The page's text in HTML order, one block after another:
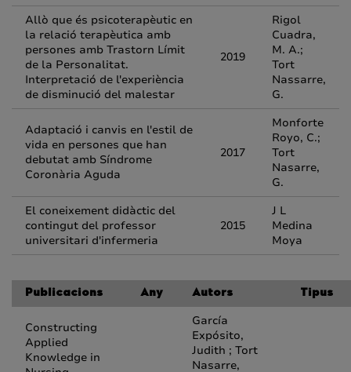
Allò que és psicoterapèutic en
la relació terapèutica amb
persones amb Trastorn Límit
de la Personalitat.
Interpretació de l'experiència
de disminució del malestar
2019
Rigol
Cuadra,
M. A.;
Tort
Nassarre,
G.
Adaptació i canvis en l'estil de
vida en persones que han
debutat amb Síndrome
Coronària Aguda
2017
Monforte
Royo, C.;
Tort
Nasarre,
G.
El coneixement didàctic del
contingut del professor
universitari d'infermeria
2015
J L
Medina
Moya
Publicacions Any Autors Tipus
Constructing
Applied
Knowledge in
García
Expósito,
Judith ; Tort
Nasarre,